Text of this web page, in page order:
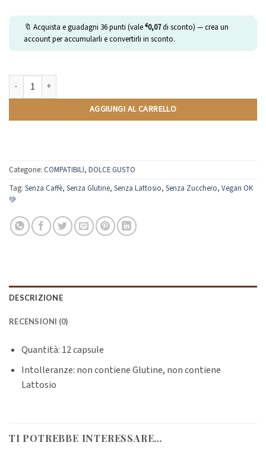
🔖 Acquista e guadagni 36punti (vale €0,07di sconto) — crea un
account per accumularli e convertirli in sconto.
Tisana Buonanotte | Compatibili Nescafè Dolce Gusto | 12 Capsule
AGGIUNGI AL CARRELLO
Categorie: COMPATIBILI, DOLCE GUSTO
Tag: Senza Caffè, Senza Glutine, Senza Lattosio, Senza Zucchero, Vegan OK
💚
DESCRIZIONE
RECENSIONI (0)
Quantità: 12 capsule
Intolleranze: non contiene Glutine, non contiene
Lattosio
TI POTREBBE INTERESSARE…